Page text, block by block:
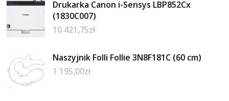
Drukarka Canon i-Sensys LBP852Cx
(1830C007)
10 421,75zł
Naszyjnik Folli Follie 3N8F181C (60 cm)
1 195,00zł